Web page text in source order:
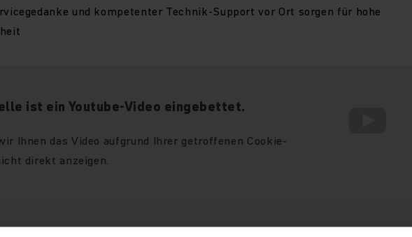
und kompetenter Technik-Support vor Ort sorgen für hohe
ist ein Youtube-Video eingebettet.
Ihnen das Video aufgrund Ihrer getroffenen Cookie-
direkt anzeigen.